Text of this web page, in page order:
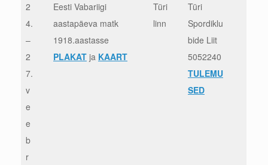
2
4.
–
2
7.
v
e
e
b
r
Eesti Vabariigi
aastapäeva matk
1918.aastasse
PLAKAT ja KAART
Türi
linn
Türi
Spordiklu
bide Liit
5052240
TULEMU
SED